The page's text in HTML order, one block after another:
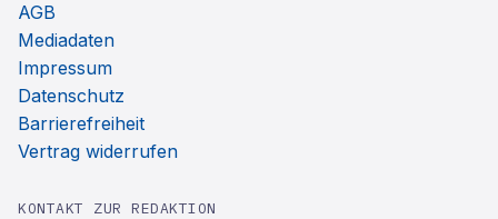
AGB
Mediadaten
Impressum
Datenschutz
Barrierefreiheit
Vertrag widerrufen
KONTAKT ZUR REDAKTION